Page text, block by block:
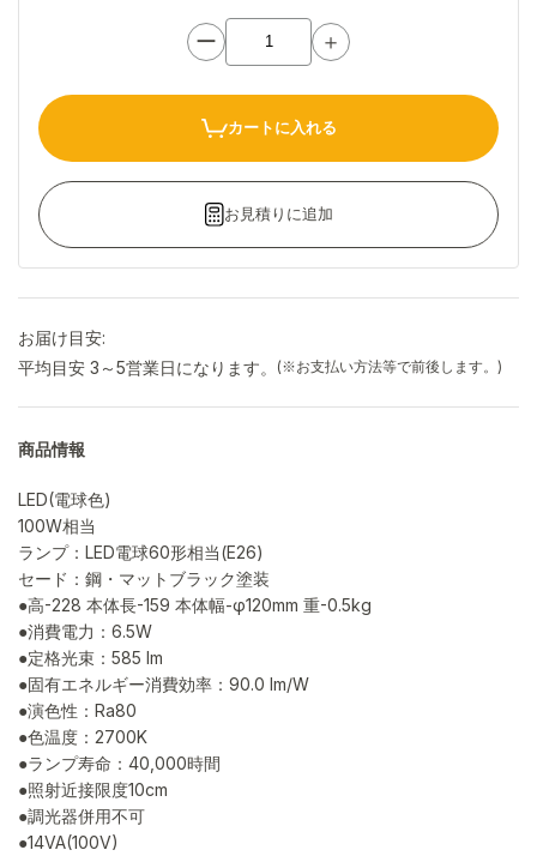
ー ＋
カートに入れる
お見積りに追加
お届け目安:
平均目安 3～5営業日になります。
(※お支払い方法等で前後します。)
商品情報
LED(電球色)
100W相当
ランプ：LED電球60形相当(E26)
セード：鋼・マットブラック塗装
●高-228 本体長-159 本体幅-φ120mm 重-0.5kg
●消費電力：6.5W
●定格光束：585 lm
●固有エネルギー消費効率：90.0 lm/W
●演色性：Ra80
●色温度：2700K
●ランプ寿命：40,000時間
●照射近接限度10cm
●調光器併用不可
●14VA(100V)